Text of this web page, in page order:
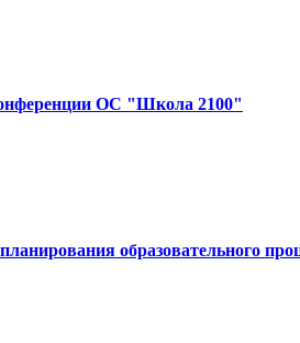
ОС "Школа 2100"
образовательного